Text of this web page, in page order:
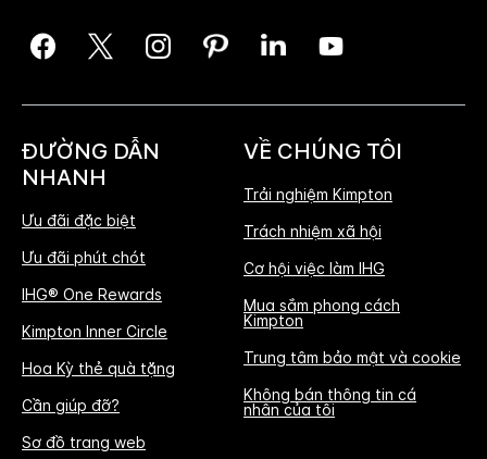
ĐƯỜNG DẪN
NHANH
Ưu đãi đặc biệt
Ưu đãi phút chót
IHG® One Rewards
Kimpton Inner Circle
Hoa Kỳ thẻ quà tặng
Cần giúp đỡ?
Sơ đồ trang web
VỀ CHÚNG TÔI
Trải nghiệm Kimpton
Trách nhiệm xã hội
Cơ hội việc làm IHG
Mua sắm phong cách
Kimpton
Trung tâm bảo mật và cookie
Không bán thông tin cá
nhân của tôi